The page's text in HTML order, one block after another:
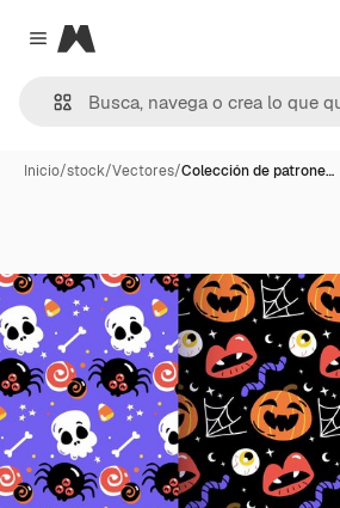
Close menu
Magnific
Inicio/stock/Vectores/Colección de patrone…